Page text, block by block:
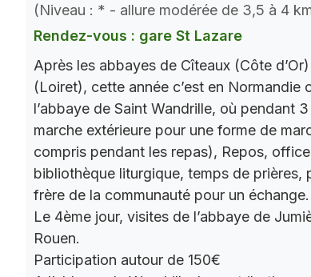
(Niveau : * - allure modérée de 3,5 à 4
Rendez-vous : gare St Lazare
Après les abbayes de Cîteaux (Côte
(Loiret), cette année c’est en Normandie
l’abbaye de Saint Wandrille, où pendant
marche extérieure pour une forme de
compris pendant les repas), Repos,
bibliothèque liturgique, temps de prières,
frère de la communauté pour un échange.
Le 4ème jour, visites de l’abbaye de
Rouen.
Participation autour de 150€